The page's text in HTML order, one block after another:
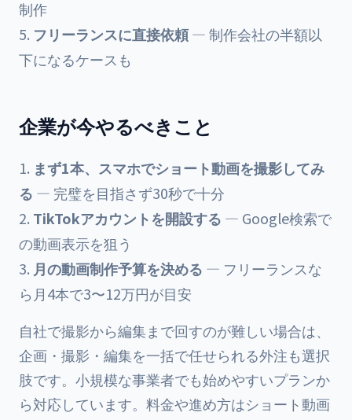
制作
フリーランスに直接依頼— 制作会社の半額以
下になるケースも
企業が今やるべきこと
まず1本、スマホでショート動画を撮影してみ
る — 完璧を目指さず30秒で十分
TikTokアカウントを開設する — Google検索で
の動画表示を狙う
月の動画制作予算を決める — フリーランスな
ら月4本で3〜12万円が目安
自社で撮影から編集まで回すのが難しい場合は、
企画・撮影・編集を一括で任せられる外注も選択
肢です。小規模な事業者でも始めやすいプランか
ら対応しています。料金や進め方はショート動画